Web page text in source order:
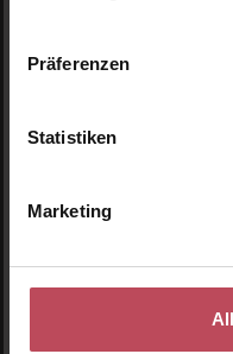
Präferenzen
Statistiken
Marketing
Sun